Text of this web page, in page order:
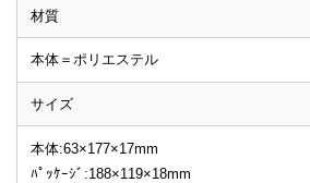
材質
本体＝ポリエステル
サイズ
本体:63×177×17mm
ﾊﾟｯｹｰｼﾞ:188×119×18mm